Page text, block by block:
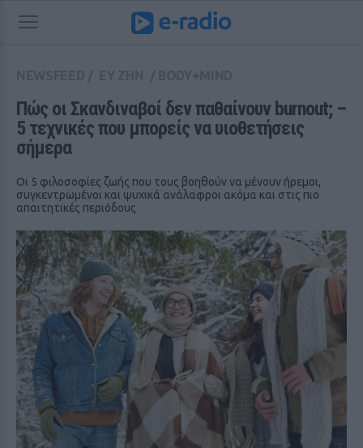
Πώς οι Σκανδιναβοί δεν παθαίνουν burnout; –
5 τεχνικές που μπορείς να υιοθετήσεις
σήμερα
Οι 5 φιλοσοφίες ζωής που τους βοηθούν να μένουν ήρεμοι,
συγκεντρωμένοι και ψυχικά ανάλαφροι ακόμα και στις πιο
απαιτητικές περιόδους